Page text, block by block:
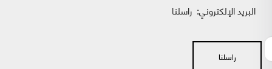
البريد الإلكتروني: راسلنا
راسلنا